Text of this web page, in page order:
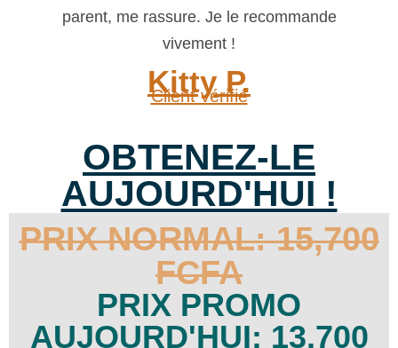
parent, me rassure. Je le recommande
vivement !
Kitty P.
Client vérifié
OBTENEZ-LE
AUJOURD'HUI !
PRIX NORMAL: 15,700
FCFA
PRIX PROMO
AUJOURD'HUI: 13,700